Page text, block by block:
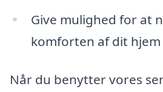
Give mulighed for at
komforten af dit hjem
Når du benytter vores